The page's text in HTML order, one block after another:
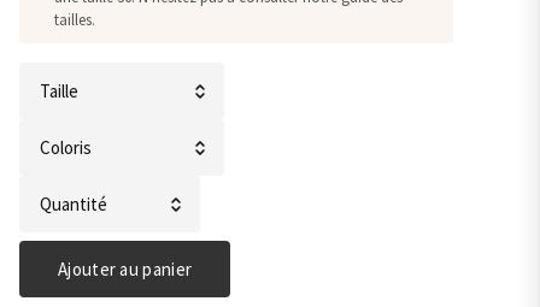
tailles.
Chemisier
lin-
Ajouter au panier